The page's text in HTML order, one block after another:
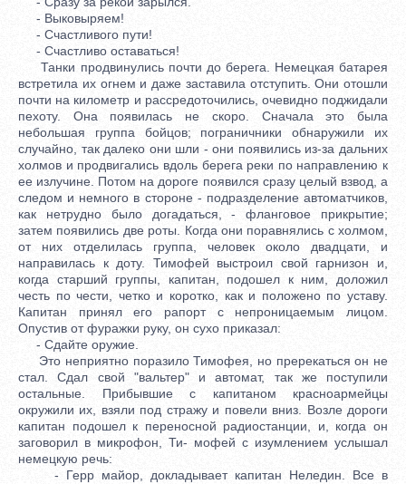
- Выковыряем!
- Счастливого пути!
- Счастливо оставаться!
Танки продвинулись почти до берега. Немецкая батарея
встретила их огнем и даже заставила отступить. Они отошли
почти на километр и рассредоточились, очевидно поджидали
пехоту. Она появилась не скоро. Сначала это была
небольшая группа бойцов; пограничники обнаружили их
случайно, так далеко они шли - они появились из-за дальних
холмов и продвигались вдоль берега реки по направлению к
ее излучине. Потом на дороге появился сразу целый взвод, а
следом и немного в стороне - подразделение автоматчиков,
как нетрудно было догадаться, - фланговое прикрытие;
затем появились две роты. Когда они поравнялись с холмом,
от них отделилась группа, человек около двадцати, и
направилась к доту. Тимофей выстроил свой гарнизон и,
когда старший группы, капитан, подошел к ним, доложил
честь по чести, четко и коротко, как и положено по уставу.
Капитан принял его рапорт с непроницаемым лицом.
Опустив от фуражки руку, он сухо приказал:
- Сдайте оружие.
Это неприятно поразило Тимофея, но пререкаться он не
стал. Сдал свой "вальтер" и автомат, так же поступили
остальные. Прибывшие с капитаном красноармейцы
окружили их, взяли под стражу и повели вниз. Возле дороги
капитан подошел к переносной радиостанции, и, когда он
заговорил в микрофон, Ти- мофей с изумлением услышал
немецкую речь:
- Герр майор, докладывает капитан Неледин. Все в